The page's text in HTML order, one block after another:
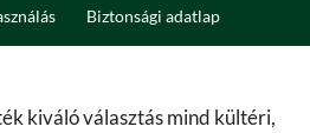
Biztonsági adatlap
kiváló választás mind kültéri,